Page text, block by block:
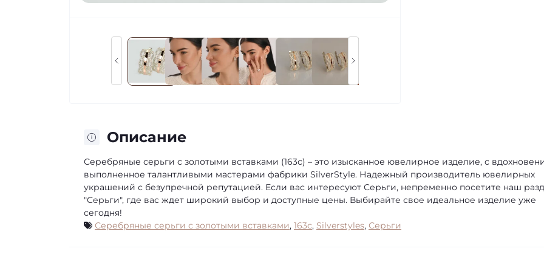
Описание
Серебряные серьги с золотыми вставками (163с) – это изысканное ювелирное изделие, с
выполненное талантливыми мастерами фабрики SilverStyle. Надежный производитель ювелирных
украшений с безупречной репутацией. Если вас интересуют Серьги, непременно посетите наш
"Серьги", где вас ждет широкий выбор и доступные цены. Выбирайте свое идеальное изделие уже
сегодня!
Серебряные серьги с золотыми вставками, 163с, Silverstyles, Серьги